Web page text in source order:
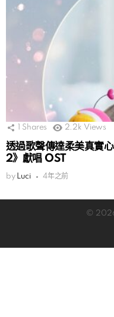
Shares 2.2k Views
透過歌聲傳達柔美真實
2》獻唱 OST
by Luci 4年之前
©